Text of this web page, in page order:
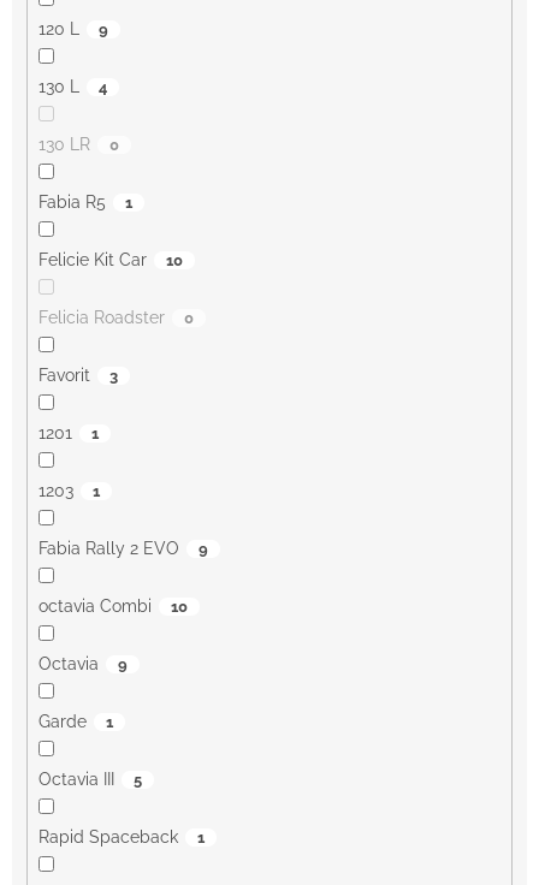
120 L 9
130 L 4
130 LR 0
Fabia R5 1
Felicie Kit Car 10
Felicia Roadster 0
Favorit 3
1201 1
1203 1
Fabia Rally 2 EVO 9
octavia Combi 10
Octavia 9
Garde 1
Octavia III 5
Rapid Spaceback 1